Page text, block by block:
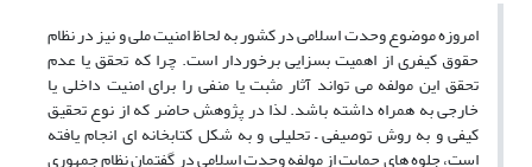
امروزه موضوع وحدت اسلامی در کشور به لحاظ امنیت ملی و نیز در نظام
حقوق کیفری از اهمیت بسزایی برخوردار است. چرا که تحقق یا عدم
تحقق این مولفه می تواند آثار مثبت یا منفی را برای امنیت داخلی یا
خارجی به همراه داشته باشد. لذا در پژوهش حاضر که از نوع تحقیق
کیفی و به روش توصیفی – تحلیلی و به شکل کتابخانه ای انجام یافته
است، جلوه های حمایت از مولفه وحدت اسلامی در گفتمان نظام جمهوری